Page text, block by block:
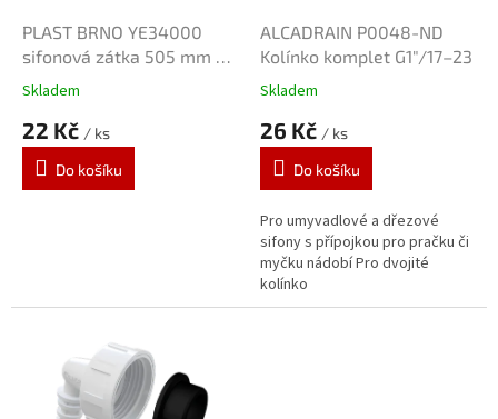
PLAST BRNO YE34000
sifonová zátka 505 mm s
ouškem
Skladem
22 Kč / ks
Do košíku
ALCADRAIN P0048-ND
Kolínko komplet G1"/17–23
Skladem
26 Kč / ks
Do košíku
Pro umyvadlové a dřezové
sifony s přípojkou pro pračku či
myčku nádobí Pro dvojité
kolínko